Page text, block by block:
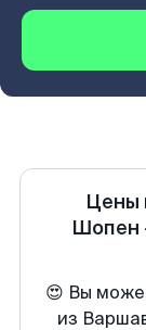
Цены
Шопен
😍 Вы
из